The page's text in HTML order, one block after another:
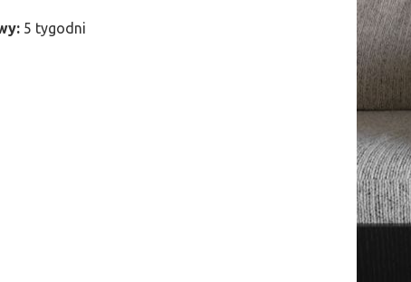
5 tygodni